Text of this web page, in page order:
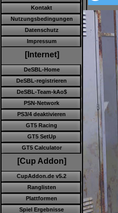
Kontakt
Nutzungsbedingungen
Datenschutz
Impressum
[Internet]
DeSBL-Home
DeSBL-registrieren
DeSBL-Team-kAo$
PSN-Network
PS3/4 deaktivieren
GT5 Racing
GT5 SetUp
GT5 Calculator
[Cup Addon]
CupAddon.de v5.2
Ranglisten
Plattformen
Spiel Ergebnisse